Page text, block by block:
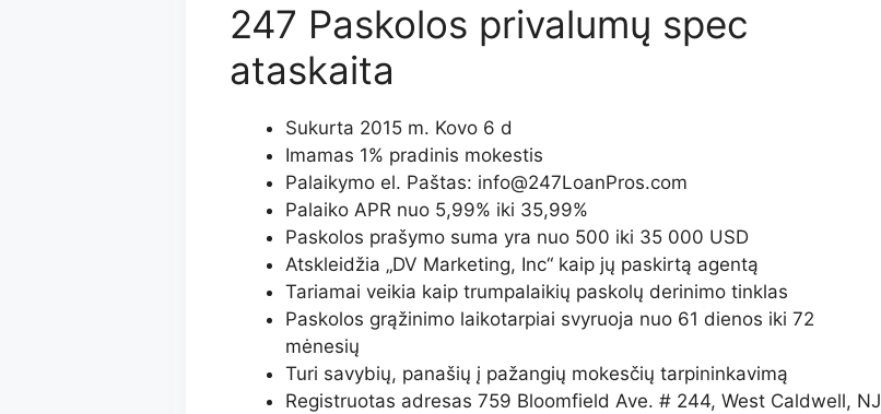
247 Paskolos privalumų spec
ataskaita
Sukurta 2015 m. Kovo 6 d
Imamas 1% pradinis mokestis
Palaikymo el. Paštas: info@247LoanPros.com
Palaiko APR nuo 5,99% iki 35,99%
Paskolos prašymo suma yra nuo 500 iki 35 000 USD
Atskleidžia „DV Marketing, Inc“ kaip jų paskirtą agentą
Tariamai veikia kaip trumpalaikių paskolų derinimo tinklas
Paskolos grąžinimo laikotarpiai svyruoja nuo 61 dienos iki 72
mėnesių
Turi savybių, panašių į pažangių mokesčių tarpininkavimą
Registruotas adresas 759 Bloomfield Ave. # 244, West Caldwell, NJ